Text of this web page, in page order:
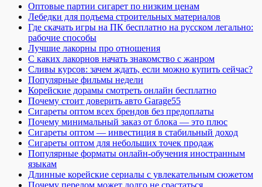
Оптовые партии сигарет по низким ценам
Лебедки для подъема строительных материалов
Где скачать игры на ПК бесплатно на русском легально:
рабочие способы
Лучшие лакорны про отношения
С каких лакорнов начать знакомство с жанром
Сливы курсов: зачем ждать, если можно купить сейчас?
Популярные фильмы недели
Корейские дорамы смотреть онлайн бесплатно
Почему стоит доверить авто Garage55
Сигареты оптом всех брендов без предоплаты
Почему минимальный заказ от блока — это плюс
Сигареты оптом — инвестиция в стабильный доход
Сигареты оптом для небольших точек продаж
Популярные форматы онлайн-обучения иностранным
языкам
Длинные корейские сериалы с увлекательным сюжетом
Почему перелом может долго не срастаться